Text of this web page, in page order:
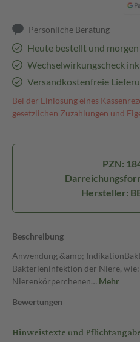
Persönliche Beratung
Heute bestellt und morgen
Wechselwirkungscheck
Versandkostenfreie
Bei der Einlösung eines
gesetzlichen Zuzahlungen und
PZN:
Hersteller:
Beschreibung
Anwendung &amp;
Bakterieninfektion der Niere,
Nierenkörperchenen… Mehr
Bewertungen
Hinweistexte und